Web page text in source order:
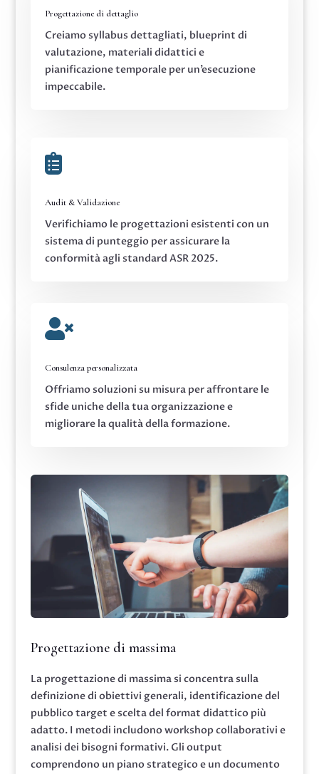
Progettazione di dettaglio
Creiamo syllabus dettagliati, blueprint di
valutazione, materiali didattici e
pianificazione temporale per un’esecuzione
impeccabile.

Audit & Validazione
Verifichiamo le progettazioni esistenti con un
sistema di punteggio per assicurare la
conformità agli standard ASR 2025.

Consulenza personalizzata
Offriamo soluzioni su misura per affrontare le
sfide uniche della tua organizzazione e
migliorare la qualità della formazione.
Progettazione di massima
La progettazione di massima si concentra sulla
definizione di obiettivi generali, identificazione del
pubblico target e scelta del format didattico più
adatto. I metodi includono workshop collaborativi e
analisi dei bisogni formativi. Gli output
comprendono un piano strategico e un documento